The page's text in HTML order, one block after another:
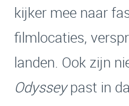
kijker mee naar
filmlocaties,
landen. Ook zijn
Odysseypast in